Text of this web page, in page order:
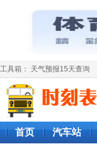
工具箱： 天气预报15天查询
首页 汽车站